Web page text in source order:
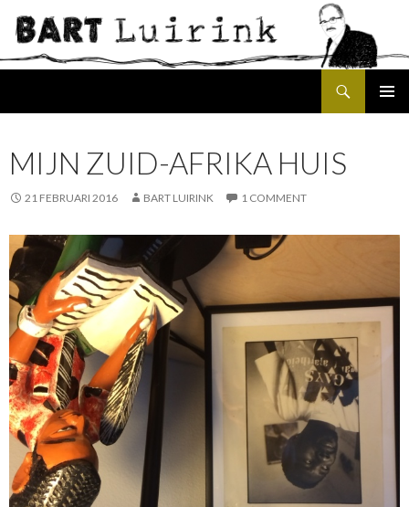
MIJN ZUID-AFRIKA HUIS
21 FEBRUARI 2016 BART LUIRINK 1 COMMENT